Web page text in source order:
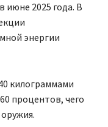
июне 2025 года. В
энергии
килограммами
процентов, чего